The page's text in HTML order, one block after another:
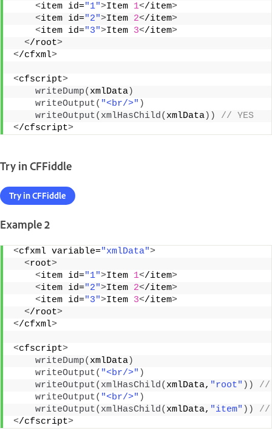
<item id="1">Item 1</item>
<item id="2">Item 2</item>
<item id="3">Item 3</item>
</root>
</cfxml>
<cfscript>
writeDump( xmlData)
writeOutput( "<br/>" )
writeOutput( xmlHasChild( xmlData))
// YES
</cfscript>
Try in CFFiddle
Try in CFFiddle
Example 2
<cfxml variable="xmlData">
<root>
<item id="1">Item 1</item>
<item id="2">Item 2</item>
<item id="3">Item 3</item>
</root>
</cfxml>
<cfscript>
writeDump( xmlData)
writeOutput( "<br/>" )
writeOutput( xmlHasChild( xmlData, "root" ))
//
writeOutput( "<br/>" )
writeOutput( xmlHasChild( xmlData, "item" ))
//
</cfscript>